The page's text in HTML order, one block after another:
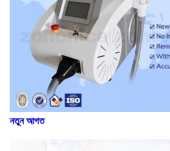
নতুন আগত